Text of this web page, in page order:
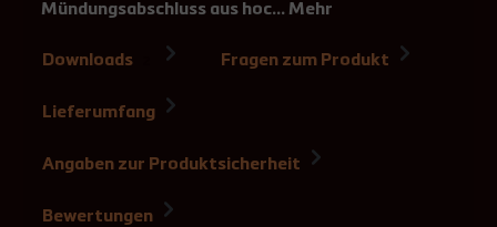
Mündungsabschluss aus hoc… Mehr
Downloads Fragen zum Produkt
Lieferumfang
Angaben zur Produktsicherheit
Bewertungen